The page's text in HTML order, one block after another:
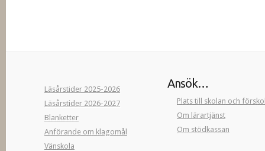
Läsårstider 2025-2026
Läsårstider 2026-2027
Blanketter
Anförande om klagomål
Vänskola
Ansök…
Plats till skolan och
Om lärartjänst
Om stödkassan